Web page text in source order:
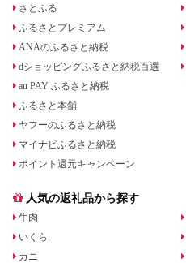
さとふる
ふるさとプレミアム
ANAのふるさと納税
dショッピングふるさと納税百選
au PAY ふるさと納税
ふるさと本舗
ヤフーのふるさと納税
マイナビふるさと納税
ポイント還元キャンペーン
人気の返礼品から探す
牛肉
いくら
カニ